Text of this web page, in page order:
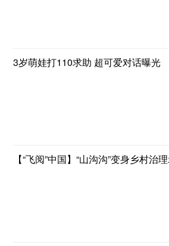
3岁萌娃打110求助 超可爱对话曝光
【“飞阅”中国】“山沟沟”变身乡村治